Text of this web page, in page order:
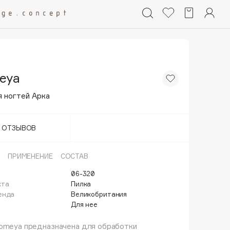
ногтей Арка
ОТЗЫВОВ
ПРИМЕНЕНИЕ СОСТАВ
06-320
Пилка
Великобритания
Для нее
предназначена для обработки